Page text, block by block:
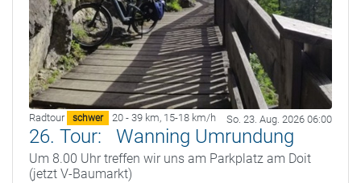
Radtour schwer 20 - 39 km, 15-18 km/h So. 23. Aug. 2026 06:00
26. Tour: Wanning Umrundung
Um 8.00 Uhr treffen wir uns am Parkplatz am Doit
(jetzt V-Baumarkt)